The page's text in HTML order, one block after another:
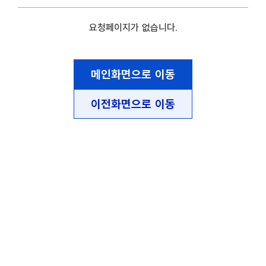
요청페이지가 없습니다.
메인화면으로 이동
이전화면으로 이동